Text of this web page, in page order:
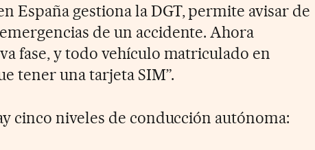
España gestiona la DGT, permite avisar de
de un accidente. Ahora
fase, y todo vehículo matriculado en
tener una tarjeta SIM”.
cinco niveles de conducción autónoma: